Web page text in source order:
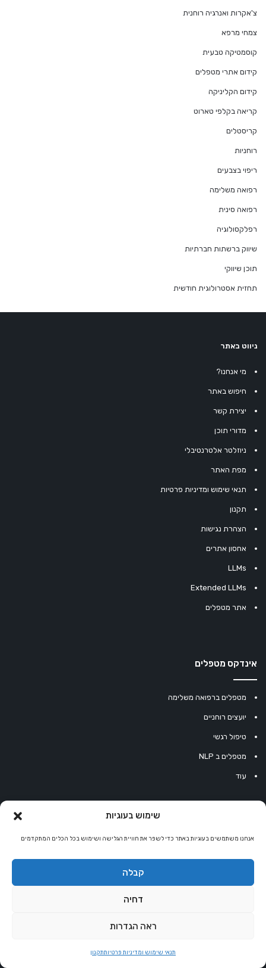
שימוש בעוגיות
אנחנו משתמשים בעוגיות באתר כדי לשפר את חוויית הגלישה ושימוש בכל הכלים המתקדמים
קבלה
דחיה
ראה הגדרות
תנאי שימוש ומדיניות פרטיותתקנון
צ'אקרות ואנרגיה רוחנית
צמחי מרפא
קוסמטיקה טבעית
קידום אתרי מטפלים
קידום הקליניקה
קריאה בקלפי טארוט
קריסטלים
רוחניות
ריפוי בצבעים
רפואה משלימה
רפואה סינית
רפלקסולוגיה
שיווק ברשתות חברתיות
תוכן שיווקי
תחזית אסטרולוגית חודשית
ניווט באתר
מי אנחנו?
חיפוש באתר
יצירת קשר
מדורי תוכן
ניוזלטר אלטרנטיבלי
מפת האתר
תנאי שימוש ומדיניות פרטיות
תקנון
הצהרת נגישות
אחסון אתרים
LLMs
Extended LLMs
אתר מטפלים
אינדקס מטפלים
מטפלים ברפואה משלימה
יועצים רוחניים
טיפול רגשי
מטפלים ב NLP
עוד
משפטים לחשיבה חיובית
משפטים להעצמה